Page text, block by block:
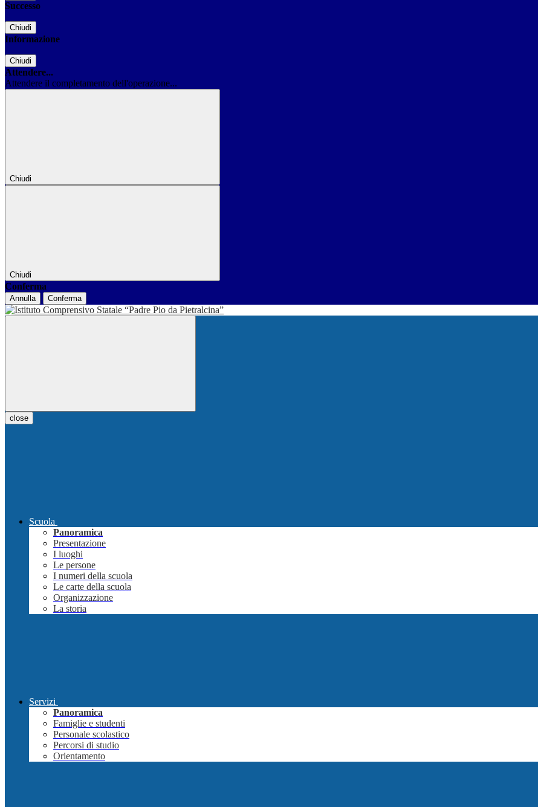
Successo
Chiudi
Informazione
Chiudi
Attendere...
Attendere il completamento dell'operazione...
Chiudi
Chiudi
Conferma
Annulla Conferma
close
Scuola
Panoramica
Presentazione
I luoghi
Le persone
I numeri della scuola
Le carte della scuola
Organizzazione
La storia
Servizi
Panoramica
Famiglie e studenti
Personale scolastico
Percorsi di studio
Orientamento